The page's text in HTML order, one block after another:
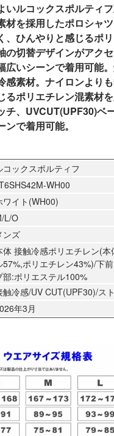
いルコックスポルティ
材を採用したポロシャ
、ひんやりと感じるポ
の切替デザインがアク
広いシーンで着用可能
感素材。ナイロンより
るポリエチレン混素材を
チ、UVCUT(UPF30)ベ
で着用可能。
コックスポルティフ
WH00
ワイト(WH00)
L/O
ンズ
体 接触冷感ポリエチレン(本
57%,ポリエチレン43%)/下
部:ポリエステル100%
触冷感/UV CUT(UPF30)/ス
年3月